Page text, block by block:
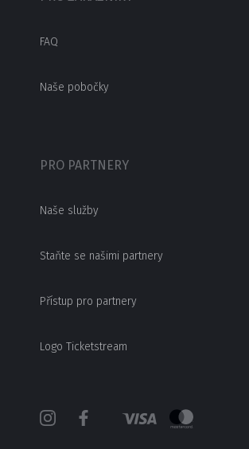
FAQ
Naše pobočky
PRO PARTNERY
Naše služby
Staňte se našimi partnery
Přístup pro partnery
Logo Ticketstream